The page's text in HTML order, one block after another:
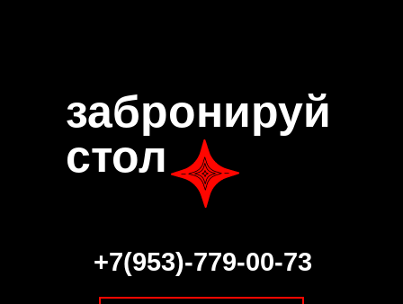
забронируй
стол
+7(953)-779-00-73